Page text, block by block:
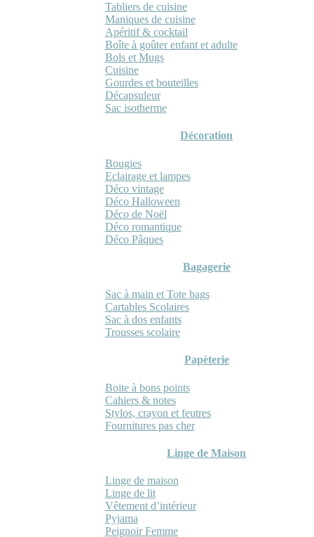
Tabliers de cuisine
Maniques de cuisine
Apéritif & cocktail
Boîte à goûter enfant et adulte
Bols et Mugs
Cuisine
Gourdes et bouteilles
Décapsuleur
Sac isotherme
Décoration
Bougies
Eclairage et lampes
Déco vintage
Déco Halloween
Déco de Noël
Déco romantique
Déco Pâques
Bagagerie
Sac à main et Tote bags
Cartables Scolaires
Sac à dos enfants
Trousses scolaire
Papèterie
Boite à bons points
Cahiers & notes
Stylos, crayon et feutres
Fournitures pas cher
Linge de Maison
Linge de maison
Linge de lit
Vêtement d’intérieur
Pyjama
Peignoir Femme